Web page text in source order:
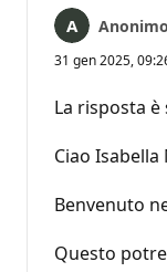
Anonimo
31 gen 2025,
La risposta
Ciao
Benvenuto
Questo